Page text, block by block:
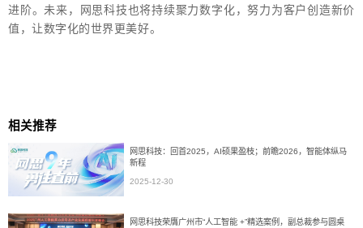
进阶。未来，网思科技也将持续聚力数字化，努力为客户创造新价
值，让数字化的世界更美好。
相关推荐
网思科技：回首2025，AI硕果盈枝；前瞻2026，智能体纵马
新程
2025-12-30
网思科技荣膺广州市“人工智能 +”精选案例，副总裁参与圆桌